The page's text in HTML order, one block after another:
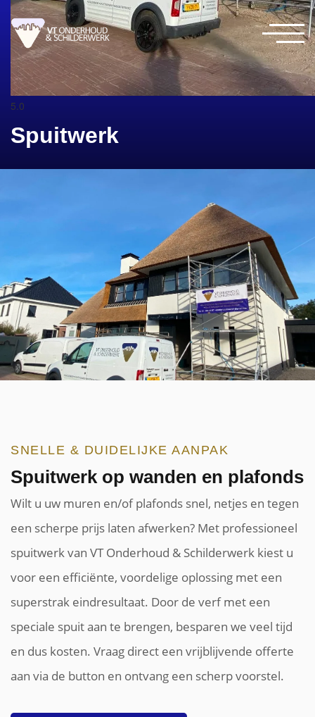
5.0
Spuitwerk
SNELLE & DUIDELIJKE AANPAK
Spuitwerk op wanden en plafonds
Wilt u uw muren en/of plafonds snel, netjes en tegen
een scherpe prijs laten afwerken? Met professioneel
spuitwerk van VT Onderhoud & Schilderwerk kiest u
voor een efficiënte, voordelige oplossing met een
superstrak eindresultaat. Door de verf met een
speciale spuit aan te brengen, besparen we veel tijd
en dus kosten. Vraag direct een vrijblijvende offerte
aan via de button en ontvang een scherp voorstel.